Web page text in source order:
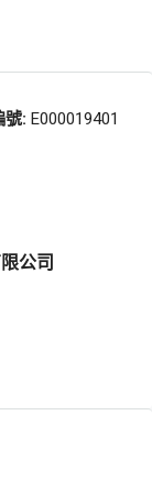
號: E000019401
公司